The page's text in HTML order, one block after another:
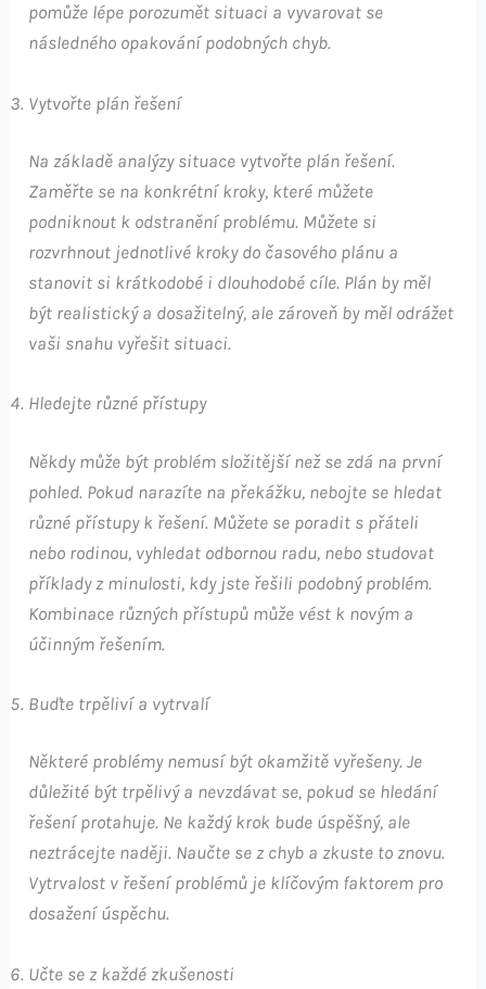
pomůže lépe porozumět situaci a vyvarovat se
následného opakování podobných chyb.
Vytvořte plán řešení
Na základě analýzy situace vytvořte plán řešení.
Zaměřte se na konkrétní kroky, které můžete
podniknout k odstranění problému. Můžete si
rozvrhnout jednotlivé kroky do časového plánu a
stanovit si krátkodobé i dlouhodobé cíle. Plán by měl
být realistický a dosažitelný, ale zároveň by měl odrážet
vaši snahu vyřešit situaci.
Hledejte různé přístupy
Někdy může být problém složitější než se zdá na první
pohled. Pokud narazíte na překážku, nebojte se hledat
různé přístupy k řešení. Můžete se poradit s přáteli
nebo rodinou, vyhledat odbornou radu, nebo studovat
příklady z minulosti, kdy jste řešili podobný problém.
Kombinace různých přístupů může vést k novým a
účinným řešením.
Buďte trpěliví a vytrvalí
Některé problémy nemusí být okamžitě vyřešeny. Je
důležité být trpělivý a nevzdávat se, pokud se hledání
řešení protahuje. Ne každý krok bude úspěšný, ale
neztrácejte naději. Naučte se z chyb a zkuste to znovu.
Vytrvalost v řešení problémů je klíčovým faktorem pro
dosažení úspěchu.
Učte se z každé zkušenosti